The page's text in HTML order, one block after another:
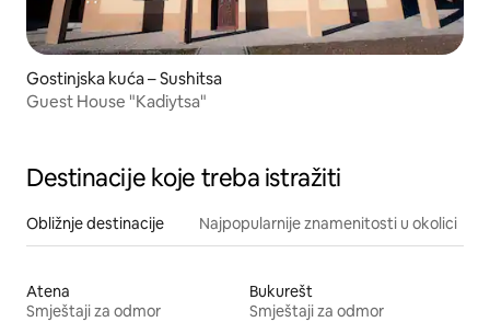
Gostinjska kuća – Sushitsa
Guest House "Kadiytsa"
Destinacije koje treba istražiti
Obližnje destinacije Najpopularnije znamenitosti u okolici
Atena
Smještaji za odmor
Bukurešt
Smještaji za odmor